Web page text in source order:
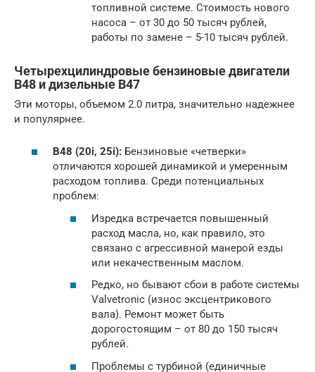
топливной системе. Стоимость нового
насоса – от 30 до 50 тысяч рублей,
работы по замене – 5-10 тысяч рублей.
Четырехцилиндровые бензиновые двигатели
B48 и дизельные B47
Эти моторы, объемом 2.0 литра, значительно надежнее
и популярнее.
B48 (20i, 25i): Бензиновые «четверки»
отличаются хорошей динамикой и умеренным
расходом топлива. Среди потенциальных
проблем:
Изредка встречается повышенный
расход масла, но, как правило, это
связано с агрессивной манерой езды
или некачественным маслом.
Редко, но бывают сбои в работе системы
Valvetronic (износ эксцентрикового
вала). Ремонт может быть
дорогостоящим – от 80 до 150 тысяч
рублей.
Проблемы с турбиной (единичные